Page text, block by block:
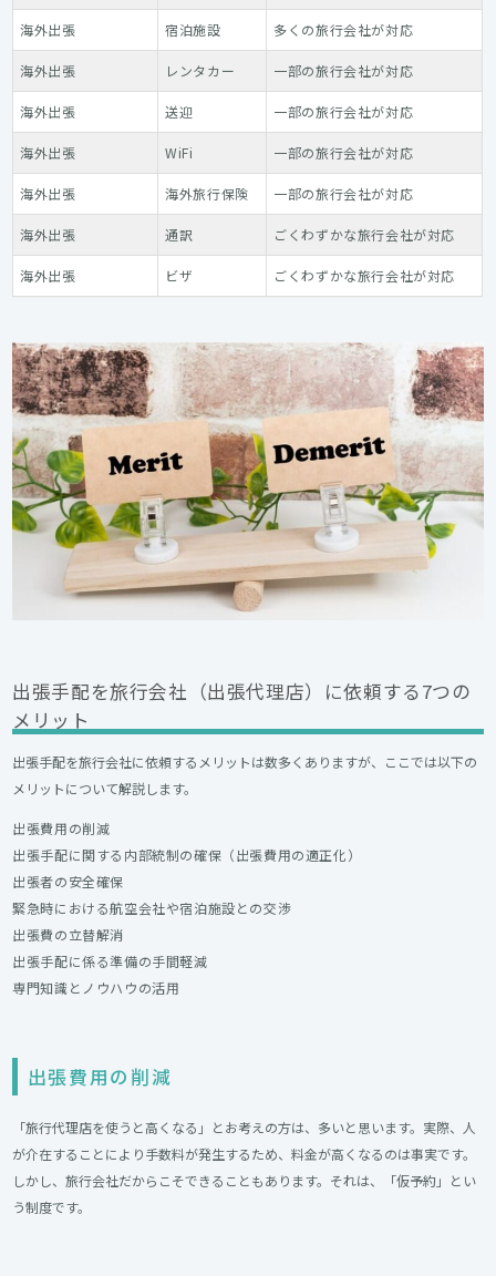
海外出張 宿泊施設 多くの旅行会社が対応
海外出張 レンタカー 一部の旅行会社が対応
海外出張 送迎 一部の旅行会社が対応
海外出張 WiFi 一部の旅行会社が対応
海外出張 海外旅行保険 一部の旅行会社が対応
海外出張 通訳 ごくわずかな旅行会社が対応
海外出張 ビザ ごくわずかな旅行会社が対応
出張手配を旅行会社（出張代理店）に依頼する7つの
メリット
出張手配を旅行会社に依頼するメリットは数多くありますが、ここでは以下の
メリットについて解説します。
出張費用の削減
出張手配に関する内部統制の確保（出張費用の適正化）
出張者の安全確保
緊急時における航空会社や宿泊施設との交渉
出張費の立替解消
出張手配に係る準備の手間軽減
専門知識とノウハウの活用
出張費用の削減
「旅行代理店を使うと高くなる」とお考えの方は、多いと思います。実際、人
が介在することにより手数料が発生するため、料金が高くなるのは事実です。
しかし、旅行会社だからこそできることもあります。それは、「仮予約」とい
う制度です。